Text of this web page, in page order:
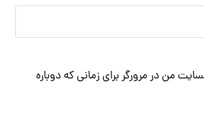
من در مرورگر برای زمانی که دوباره